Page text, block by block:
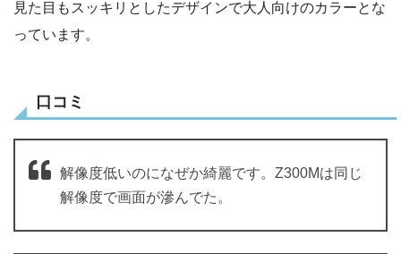
見た目もスッキリとしたデザインで大人向けのカラーとな
っています。
口コミ
解像度低いのになぜか綺麗です。Z300Mは同じ
解像度で画面が滲んでた。